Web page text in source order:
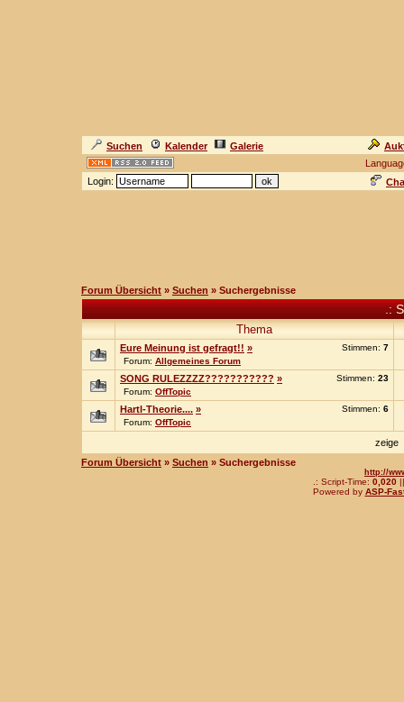
Suchen Kalender Galerie
Login:
Forum Übersicht » Suchen » Suchergebnisse
.:
Thema
Stimmen: 7
Eure Meinung ist gefragt!! »
Forum: Allgemeines Forum
Stimmen: 23
SONG RULEZZZZ??????????? »
Forum: OffTopic
Stimmen: 6
Hartl-Theorie.... »
Forum: OffTopic
zeige
Forum Übersicht » Suchen » Suchergebnisse
http://
.: Script-Time: 0,020||
Powered by ASP-